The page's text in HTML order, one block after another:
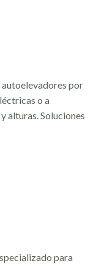
autoelevadores por
o a
alturas. Soluciones
para